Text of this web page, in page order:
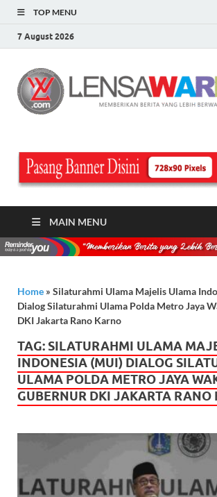
TOP MENU
7 August 2026
MAIN MENU
Home » Silaturahmi Ulama Majelis Ulama
Dialog Silaturahmi Ulama Polda Metro Jaya
DKI Jakarta Rano Karno
TAG: SILATURAHMI ULAMA
INDONESIA (MUI) DIALOG
ULAMA POLDA METRO JAYA
GUBERNUR DKI JAKARTA RANO